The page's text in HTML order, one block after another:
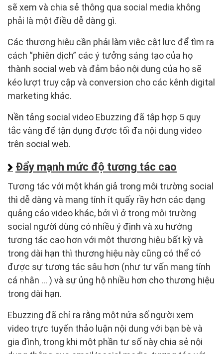
sẽ xem và chia sẻ thông qua social media không
phải là một điều dễ dàng gì.
Các thương hiệu cần phải làm việc cật lực để tìm ra
cách “phiên dịch” các ý tưởng sáng tạo của họ
thành social web và đảm bảo nội dung của họ sẽ
kéo lượt truy cập và conversion cho các kênh digital
marketing khác.
Nền tảng social video Ebuzzing đã tập hợp 5 quy
tắc vàng để tận dụng được tối đa nội dung video
trên social web.
Đẩy mạnh mức độ tương tác cao
Tương tác với một khán giả trong môi trường social
thì dễ dàng và mang tính ít quấy rầy hơn các dạng
quảng cáo video khác, bởi vì ở trong môi trường
social người dùng có nhiều ý định và xu hướng
tương tác cao hơn với một thương hiệu bất kỳ và
trong dài hạn thì thương hiệu này cũng có thể có
được sự tương tác sâu hơn (như tư vấn mang tính
cá nhân … ) và sự ủng hộ nhiều hơn cho thương hiệu
trong dài hạn.
Ebuzzing đã chỉ ra rằng một nửa số người xem
video trực tuyến thảo luận nội dung với bạn bè và
gia đình, trong khi một phần tư số này chia sẻ nội